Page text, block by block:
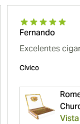
Fernando
Excelentes
Cívico